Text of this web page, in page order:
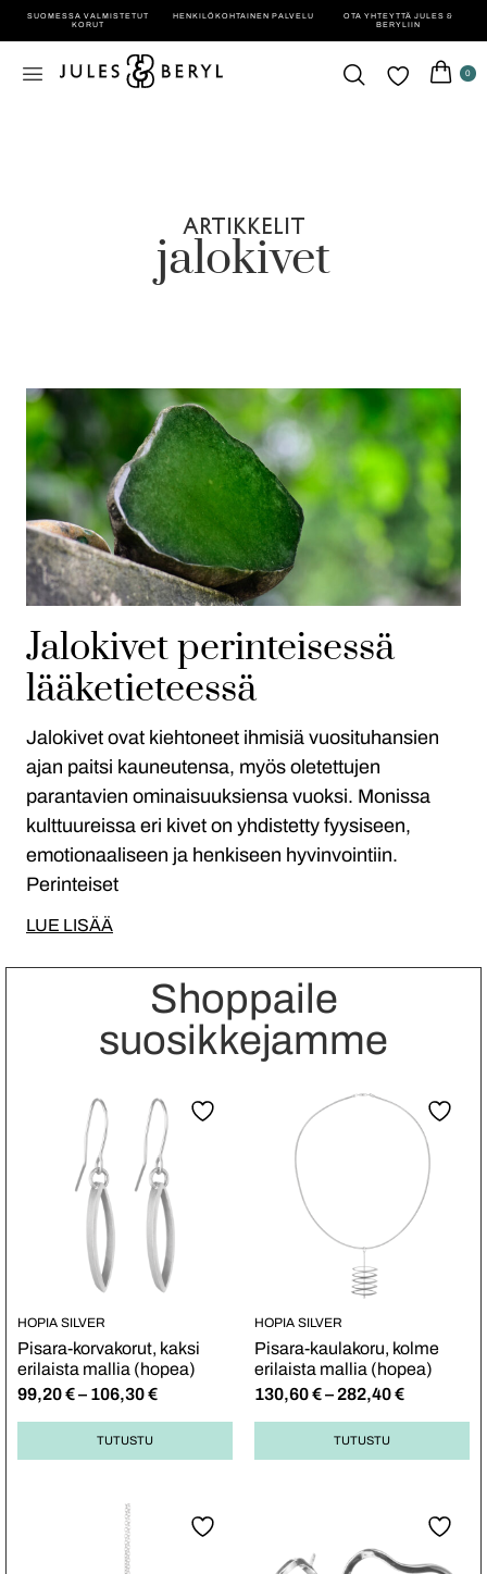
SUOMESSA VALMISTETUT
KORUT
HENKILÖ­KOHTAINEN PALVELU
OTA YHTEYTTÄ JULES &
BERYLIIN
0
ARTIKKELIT
jalokivet
Jalokivet perinteisessä
lääketieteessä
Jalokivet ovat kiehtoneet ihmisiä vuosituhansien
ajan paitsi kauneutensa, myös oletettujen
parantavien ominaisuuksiensa vuoksi. Monissa
kulttuureissa eri kivet on yhdistetty fyysiseen,
emotionaaliseen ja henkiseen hyvinvointiin.
Perinteiset
LUE LISÄÄ
Shoppaile
suosikkejamme
HOPIA SILVER
Pisara-korvakorut, kaksi
erilaista mallia (hopea)
99,20€– 106,30€
TUTUSTU
HOPIA SILVER
Pisara-kaulakoru, kolme
erilaista mallia (hopea)
130,60€– 282,40€
TUTUSTU